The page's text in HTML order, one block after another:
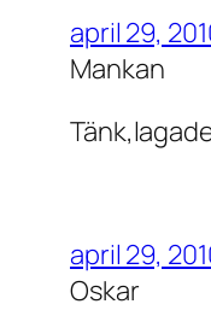
april 29,
Mankan
april 29,
Oskar